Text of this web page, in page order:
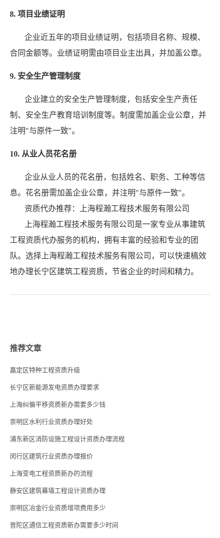
8. 项目业绩证明
企业近五年的项目业绩证明，包括项目名称、规模、
合同金额等。业绩证明需由项目业主出具，并加盖公章。
9. 安全生产管理制度
企业建立的安全生产管理制度，包括安全生产责任
制、安全生产教育培训制度等。制度需加盖企业公章，并
注明"与原件一致"。
10. 从业人员花名册
企业从业人员的花名册，包括姓名、职务、工种等信
息。花名册需加盖企业公章，并注明"与原件一致"。
资质代办推荐：上海程瀚工程技术服务有限公司
上海程瀚工程技术服务有限公司是一家专业从事建筑
工程资质代办服务的机构，拥有丰富的经验和专业的团
队。选择上海程瀚工程技术服务有限公司，可以快速槁效
地办理长宁区建筑工程资质，节省企业的时间和精力。
推荐文章
嘉定区特种工程资质升级
长宁区新能源发电资质办理要求
上海纠偏平移资质新办需要多少钱
崇明区水利行业资质办理好处
浦东新区消防设施工程设计资质办理流程
闵行区建筑行业资质办理报价
上海变电工程资质新办的流程
静安区建筑幕墙工程设计资质办理
崇明区冶金行业资质增项费用多少
普陀区通信工程资质新办需要多少时间